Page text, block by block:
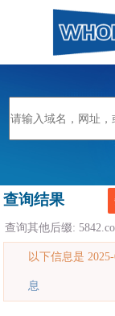
查询结果
查询其他后缀:
以下信息是
息